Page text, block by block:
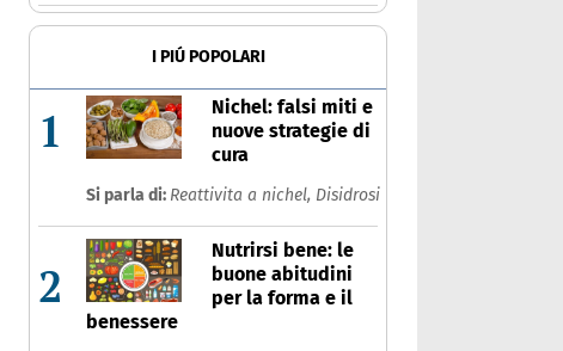
I PIÚ POPOLARI
1
Nichel: falsi miti e
nuove strategie di
cura
Si parla di: Reattivita a nichel, Disidrosi
2
Nutrirsi bene: le
buone abitudini
per la forma e il
benessere